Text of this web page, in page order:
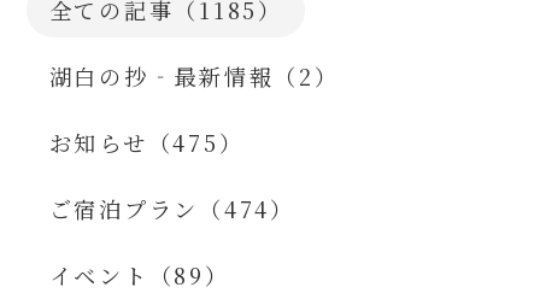
全ての記事（1185）
湖白の抄‐最新情報（2）
お知らせ（475）
ご宿泊プラン（474）
イベント（89）